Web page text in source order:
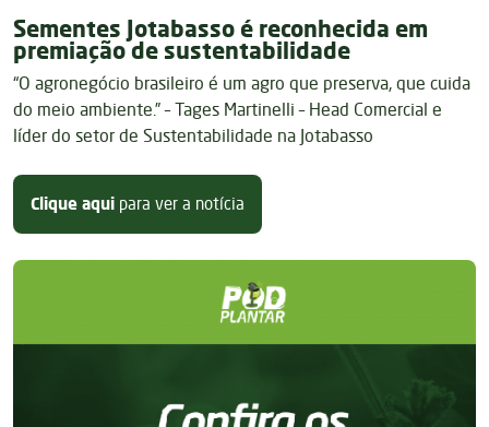
Sementes Jotabasso é reconhecida em
premiação de sustentabilidade
“O agronegócio brasileiro é um agro que preserva, que cuida
do meio ambiente.” – Tages Martinelli – Head Comercial e
líder do setor de Sustentabilidade na Jotabasso
Clique aqui para ver a notícia